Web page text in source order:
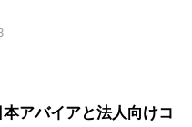
アバイアと法人向けコ